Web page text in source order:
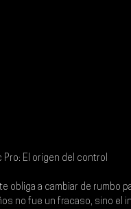
Pro: El origen del control
obliga a cambiar de rumbo
no fue un fracaso, sino el